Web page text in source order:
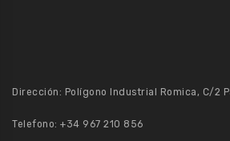
Dirección: Polígono Industrial Romica, C/2
Telefono: +34 967 210 856